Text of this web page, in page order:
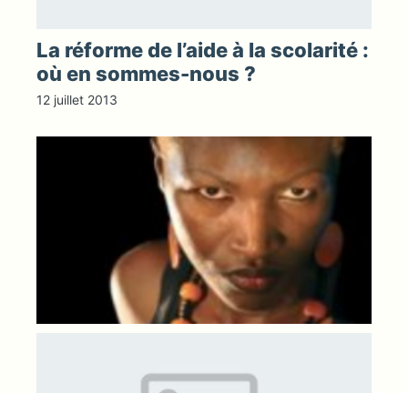
La réforme de l’aide à la scolarité :
où en sommes-nous ?
12 juillet 2013